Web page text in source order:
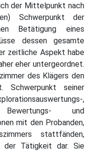
der Mittelpunkt nach
Schwerpunkt der
Betätigung eines
dessen gesamte
zeitliche Aspekt habe
eher untergeordnet.
des Klägers den
Schwerpunkt seiner
,
und
mit den Probanden,
stattfänden,
der Tätigkeit dar. Sie